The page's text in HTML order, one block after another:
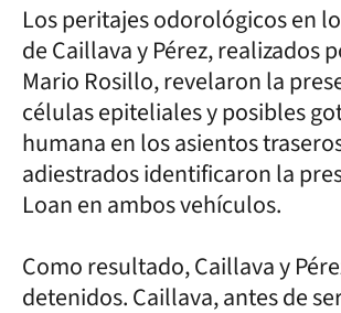
Los peritajes odorológicos en
de Caillava y Pérez, realizados
Mario Rosillo, revelaron la
células epiteliales y posibles
humana en los asientos
adiestrados identificaron la
Loan en ambos vehículos.
Como resultado, Caillava y
detenidos. Caillava, antes de